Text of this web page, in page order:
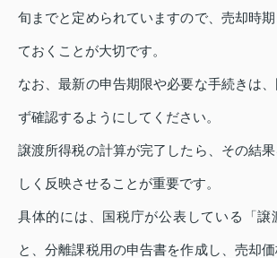
旬までと定められていますので、売却時
ておくことが大切です。
なお、最新の申告期限や必要な手続きは
ず確認するようにしてください。
譲渡所得税の計算が完了したら、その結
しく反映させることが重要です。
具体的には、国税庁が公表している「譲
と、分離課税用の申告書を作成し、売却